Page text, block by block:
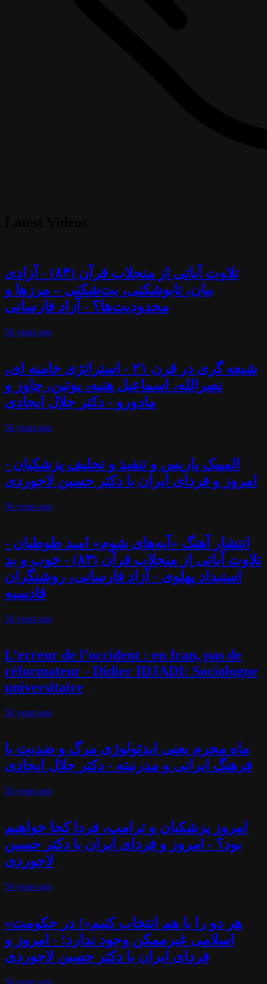
تلاوت آیاتی از منجلاب قرآن (۸۴) - آزادی
بیان، تابوشکنی، بت‌شکنی – مرزها و
محدودیت‌ها؟ - آزاد فارسانی
56 years ago
شیعه گری در قرن ۲۱ - استراتژی خامنه ای،
نصرالله، اسماعیل هنیه، پوتین، چاوز و
مادورو - دکتر جلال ایجادی
56 years ago
المپیک پاریس و تنفیذ و تحلیف پزشکیان -
امروز و فردای ایران با دکتر حسین لاجوردی
56 years ago
انتشار آهنگ «آیه‌های شوم» امید طوطیان -
تلاوت آیاتی از منجلاب قرآن (۸۳) - خوب و بد
استبداد پهلوی - آزاد فارسانی، روشنگران
قادسیه
56 years ago
L’erreur de l’occident : en Iran, pas de
réformateur - Didier IDJADI: Sociologue
universitaire
56 years ago
ماه محرم یعنی ایدئولوژی مرگ و ضدیت با
فرهنگ ایرانی و مدرنیته - دکتر جلال ایجادی
56 years ago
امروز پزشکیان و ترامپ، فردا کجا خواهیم
بود؟ - امروز و فردای ایران با دکتر حسین
لاجوردی
56 years ago
«هر دو را با هم انتخاب کنیم»! در حکومت
اسلامی غیرممکن وجود ندارد! - امروز و
فردای ایران با دکتر حسین لاجوردی
56 years ago